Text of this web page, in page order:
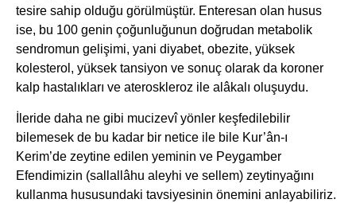
tesire sahip olduğu görülmüştür. Enteresan olan husus
ise, bu 100 genin çoğunluğunun doğrudan metabolik
sendromun gelişimi, yani diyabet, obezite, yüksek
kolesterol, yüksek tansiyon ve sonuç olarak da koroner
kalp hastalıkları ve ateroskleroz ile alâkalı oluşuydu.
İleride daha ne gibi mucizevî yönler keşfedilebilir
bilemesek de bu kadar bir netice ile bile Kur’ân-ı
Kerim’de zeytine edilen yeminin ve Peygamber
Efendimizin (sallallâhu aleyhi ve sellem) zeytinyağını
kullanma hususundaki tavsiyesinin önemini anlayabiliriz.